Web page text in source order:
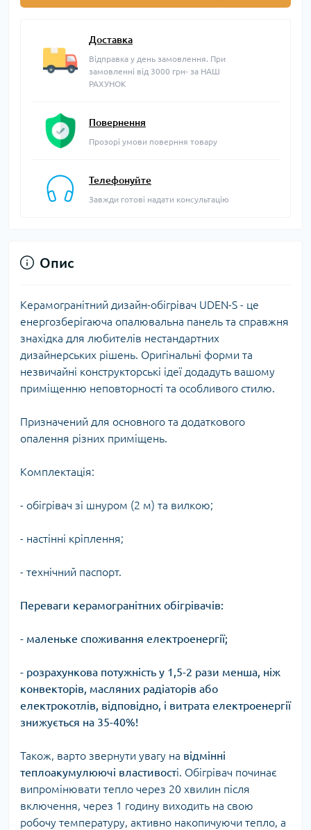
Доставка
Відправка у день замовлення. При
замовленні від 3000 грн- за НАШ
РАХУНОК
Повернення
Прозорі умови поверння товару
Телефонуйте
Завжди готові надати консультацію
Опис
Керамогранітний дизайн-обігрівач UDEN-S - це
енергозберігаюча опалювальна панель та справжня
знахідка для любителів нестандартних
дизайнерських рішень. Оригінальні форми та
незвичайні конструкторські ідеї додадуть вашому
приміщенню неповторності та особливого стилю.
Призначений для основного та додаткового
опалення різних приміщень.
Комплектація:
- обігрівач зі шнуром (2 м) та вилкою;
- настінні кріплення;
- технічний паспорт.
Переваги керамогранітних обігрівачів:
- маленьке споживання електроенергії;
- розрахункова потужність у 1,5-2 рази менша, ніж
конвекторів, масляних радіаторів або
електрокотлів, відповідно, і витрата електроенергії
знижується на 35-40%!
Також, варто звернути увагу на відмінні
теплоакумулюючі властивості. Обігрівач починає
випромінювати тепло через 20 хвилин після
включення, через 1 годину виходить на свою
робочу температуру, активно накопичуючи тепло, а